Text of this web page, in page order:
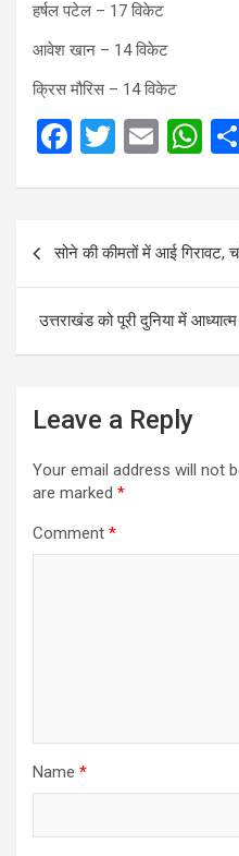
हर्षल पटेल – 17 विकेट
आवेश खान – 14 विकेट
क्रिस मौरिस – 14 विकेट
F
b
o
o
k
T
er
E
W
s
A
p
p
Post
सोने की कीमतों में आई गिरावट,
उत्तराखंड को पूरी दुनिया में
Leave a Reply
Your email address will not
are marked *
Comment *
Name *